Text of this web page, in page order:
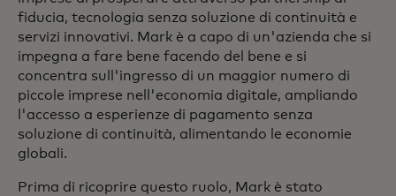
fiducia, tecnologia senza soluzione di continuità e
servizi innovativi. Mark è a capo di un'azienda che si
impegna a fare bene facendo del bene e si
concentra sull'ingresso di un maggior numero di
piccole imprese nell'economia digitale, ampliando
l'accesso a esperienze di pagamento senza
soluzione di continuità, alimentando le economie
globali.
Prima di ricoprire questo ruolo, Mark è stato